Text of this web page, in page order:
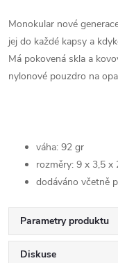
Monokular nové
jej do každé kapsy a
Má pokovená skla a
nylonové pouzdro na
váha: 92 gr
rozměry: 9 x 3,5 x
dodáváno včetně
Parametry produktu
Diskuse